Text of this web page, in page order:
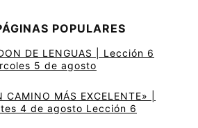
POPULARES
DE LENGUAS | Lección 6
5 de agosto
CAMINO MÁS EXCELENTE» |
4 de agosto Lección 6